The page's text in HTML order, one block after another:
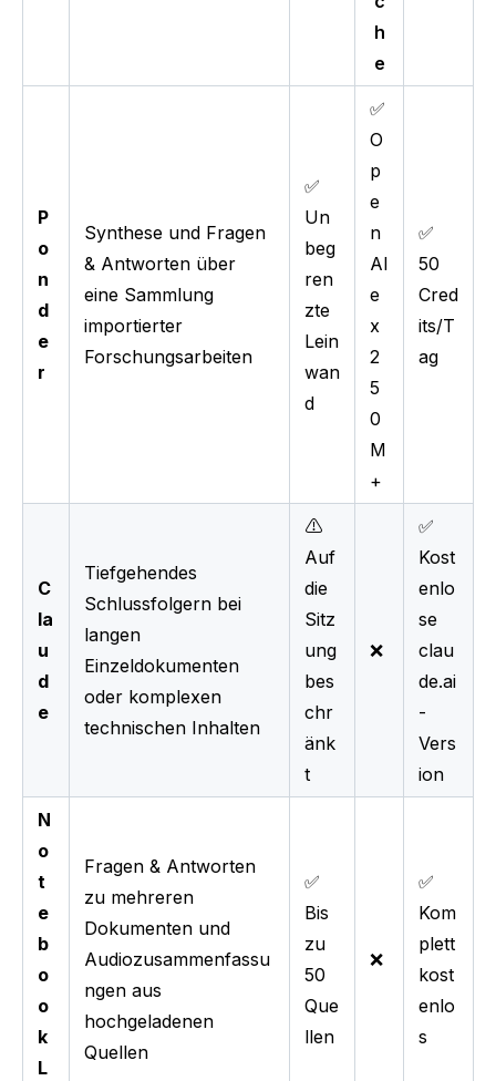
h
e
P
o
n
d
e
r
Synthese und Fragen
& Antworten über
eine Sammlung
importierter
Forschungsarbeiten
✅
Un
beg
ren
zte
Lein
wan
d
✅
O
p
e
n
Al
e
x
2
5
0
M
+
✅
50
Cred
its/T
ag
C
la
u
d
e
Tiefgehendes
Schlussfolgern bei
langen
Einzeldokumenten
oder komplexen
technischen Inhalten
⚠️
Auf
die
Sitz
ung
bes
chr
änk
t
❌
✅
Kost
enlo
se
clau
de.ai
-
Vers
ion
N
o
t
e
b
o
o
k
L
Fragen & Antworten
zu mehreren
Dokumenten und
Audiozusammenfassu
ngen aus
hochgeladenen
Quellen
✅
Bis
zu
50
Que
llen
❌
✅
Kom
plett
kost
enlo
s